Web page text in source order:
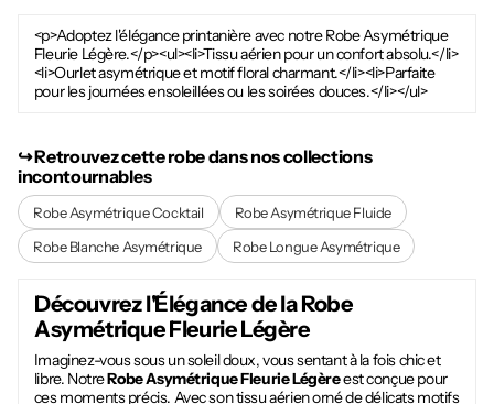
<p>Adoptez l'élégance printanière avec notre Robe Asymétrique
Fleurie Légère.</p><ul><li>Tissu aérien pour un confort absolu.</li>
<li>Ourlet asymétrique et motif floral charmant.</li><li>Parfaite
pour les journées ensoleillées ou les soirées douces.</li></ul>
↪︎ Retrouvez cette robe dans nos collections
incontournables
Robe Asymétrique Cocktail
Robe Asymétrique Fluide
Robe Blanche Asymétrique
Robe Longue Asymétrique
Découvrez l'Élégance de laRobe
Asymétrique Fleurie Légère
Imaginez-vous sous un soleil doux, vous sentant à la fois chic et
libre. NotreRobe Asymétrique Fleurie Légèreest conçue pour
ces moments précis. Avec son tissu aérien orné de délicats motifs